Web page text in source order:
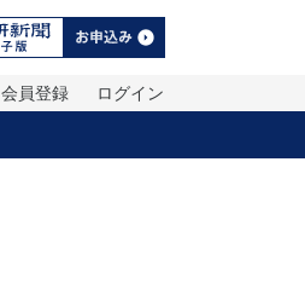
ログイン
会員登録